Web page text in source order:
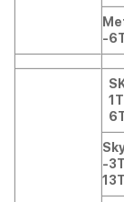
-
-
13T